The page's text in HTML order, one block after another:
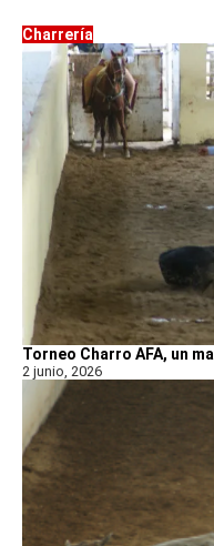
Charrería
Torneo Charro AFA, un
2 junio, 2026